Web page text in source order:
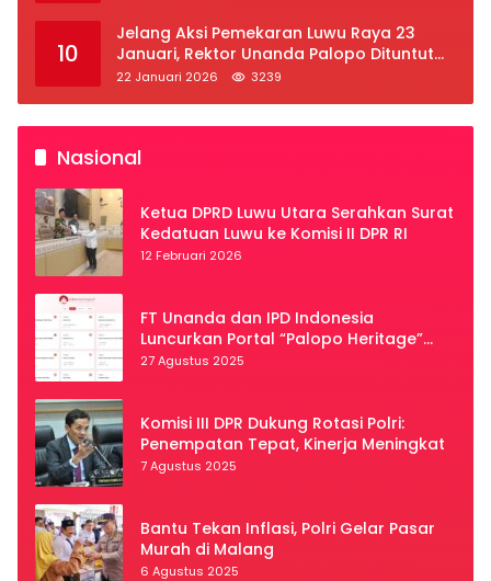
10
Jelang Aksi Pemekaran Luwu Raya 23
Januari, Rektor Unanda Palopo Dituntut
Liburkan Mahasiswa
22 Januari 2026 3239
Nasional
Ketua DPRD Luwu Utara Serahkan Surat
Kedatuan Luwu ke Komisi II DPR RI
12 Februari 2026
FT Unanda dan IPD Indonesia
Luncurkan Portal “Palopo Heritage”
Secara Virtual
27 Agustus 2025
Komisi III DPR Dukung Rotasi Polri:
Penempatan Tepat, Kinerja Meningkat
7 Agustus 2025
Bantu Tekan Inflasi, Polri Gelar Pasar
Murah di Malang
6 Agustus 2025